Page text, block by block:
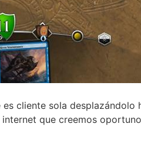
cliente sola
que creemos